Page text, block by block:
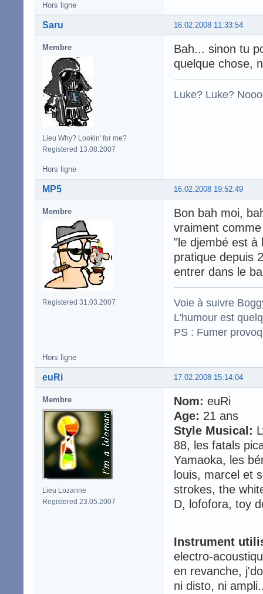
Hors ligne
16.02.2008 11:33:54
Saru
Membre
Lieu Why? Lookin' for me?
Registered 13.08.2007
Bah... sinon tu
quelque chose,
Luke? Luke?
Hors ligne
16.02.2008 19:52:49
MP5
Membre
Registered 31.03.2007
Bon bah moi,
vraiment
"le djembé est à
pratique depuis
entrer dans le
Voie à suivre
L'humour est
PS : Fumer
Hors ligne
17.02.2008 15:14:04
euRi
Membre
Lieu Lozanne
Registered 23.05.2007
Nom: euRi
Age: 21 ans
Style Musical:
88, les fatals
Yamaoka, les
louis, marcel et
strokes, the
D, lofofora, toy
Instrument
electro-
en revanche,
ni disto, ni